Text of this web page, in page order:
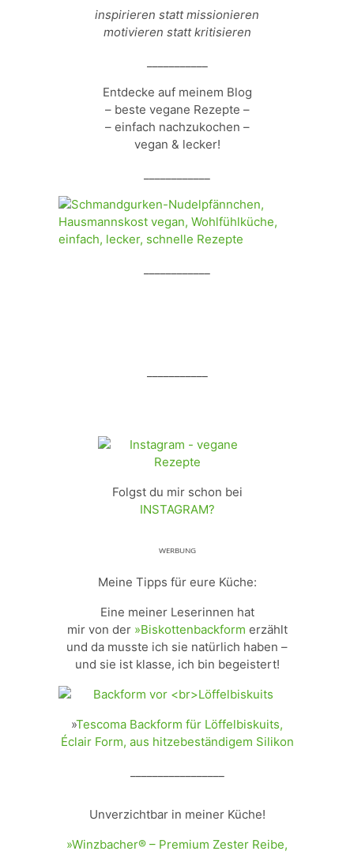
inspirieren statt missionieren
motivieren statt kritisieren
Entdecke auf meinem Blog
– beste vegane Rezepte –
– einfach nachzukochen –
vegan & lecker!
Folgst du mir schon bei
INSTAGRAM?
ᵂᴱᴿᴮᵁᴺᴳ
Meine Tipps für eure Küche:
Eine meiner Leserinnen hat
mir von der »Biskottenbackform erzählt
und da musste ich sie natürlich haben –
und sie ist klasse, ich bin begeistert!
»Tescoma Backform für Löffelbiskuits,
Éclair Form, aus hitzebeständigem Silikon
Unverzichtbar in meiner Küche!
»Winzbacher® – Premium Zester Reibe,